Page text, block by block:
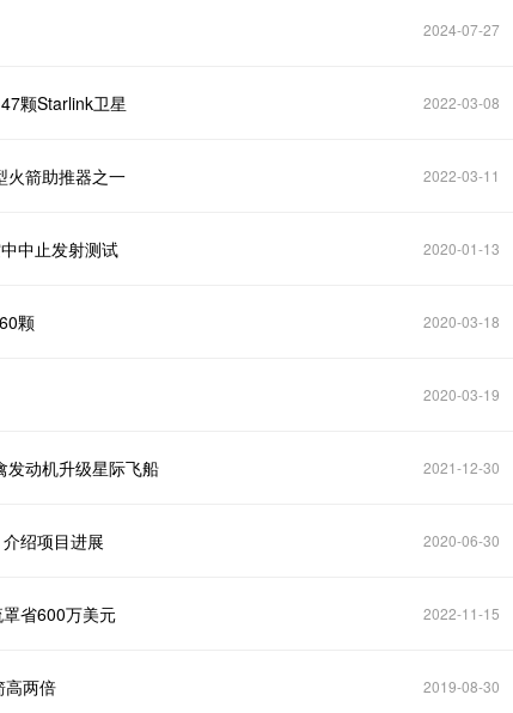
2024-07-27
颗Starlink卫星 2022-03-08
火箭助推器之一 2022-03-11
中止发射测试 2020-01-13
颗 2020-03-18
2020-03-19
发动机升级星际飞船 2021-12-30
绍项目进展 2020-06-30
省600万美元 2022-11-15
高两倍 2019-08-30